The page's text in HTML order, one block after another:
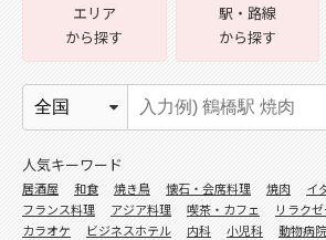
エリア
から探す
駅・路線
から探す
人気キーワード
居酒屋 和食 焼き鳥 懐石・会席料理 焼肉
イ
フランス料理
アジア料理 喫茶・カフェ リラク
カラオケ
ビジネスホテル 内科 小児科 動物病院